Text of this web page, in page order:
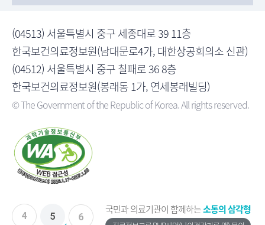
(04513) 서울특별시 중구 세종대로 39 11층
한국보건의료정보원(남대문로4가, 대한상공회의소 신관)
(04512) 서울특별시 중구 칠패로 36 8층
한국보건의료정보원(봉래동 1가, 연세봉래빌딩)
© The Government of the Republic of Korea. All rights reserved.
국민과 의료기관이 함께하는소통의 삼각형